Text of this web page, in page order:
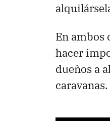
En ambos
hacer
dueños a
caravanas.